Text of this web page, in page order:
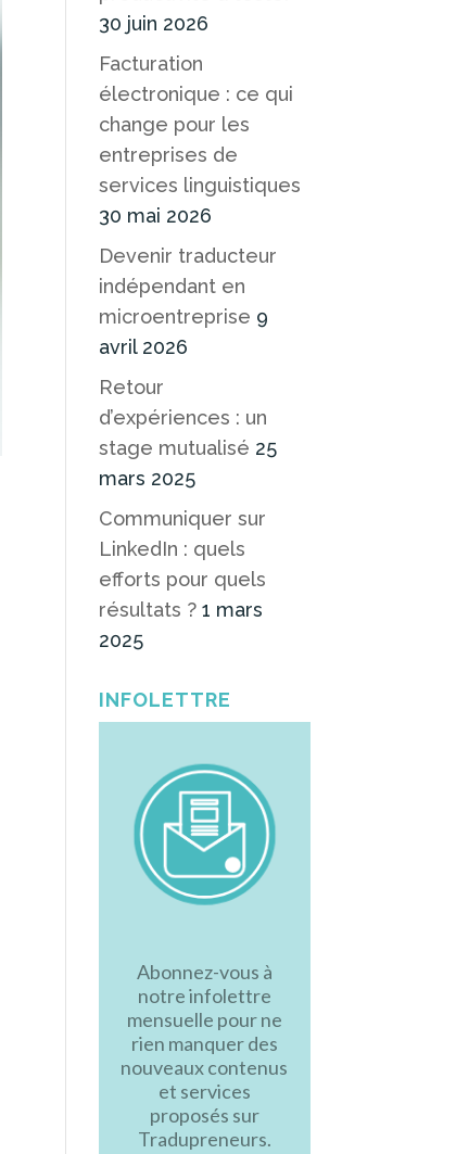
30 juin 2026
Facturation
électronique : ce qui
change pour les
entreprises de
services linguistiques
30 mai 2026
Devenir traducteur
indépendant en
microentreprise 9
avril 2026
Retour
d’expériences : un
stage mutualisé 25
mars 2025
Communiquer sur
LinkedIn : quels
efforts pour quels
résultats ? 1 mars
2025
INFOLETTRE
Abonnez-vous à
notre infolettre
mensuelle pour ne
rien manquer des
nouveaux contenus
et services
proposés sur
Tradupreneurs.